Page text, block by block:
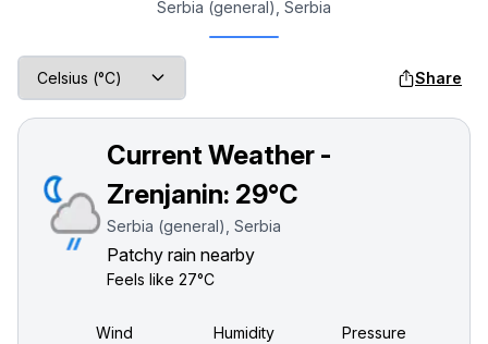
Serbia (general), Serbia
Share
Current Weather -
Zrenjanin: 29°C
Serbia (general), Serbia
Patchy rain nearby
Feels like27°C
Wind Humidity Pressure